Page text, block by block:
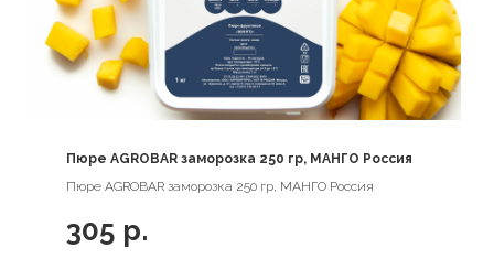
Пюре AGROBAR заморозка 250 гр, МАНГО Россия
Пюре AGROBAR заморозка 250 гр, МАНГО Россия
305 р.